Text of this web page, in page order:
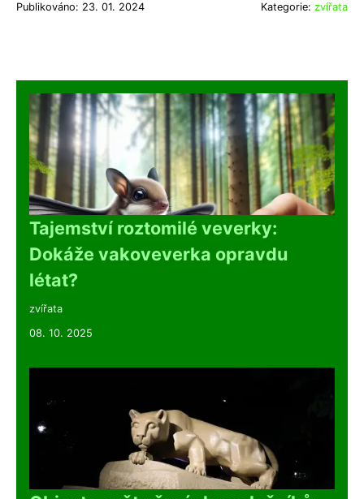
Publikováno: 23. 01. 2024 Kategorie: zvířata
Tajemství roztomilé veverky:
Dokáže vakoveverka opravdu
létat?
zvířata
08. 10. 2025